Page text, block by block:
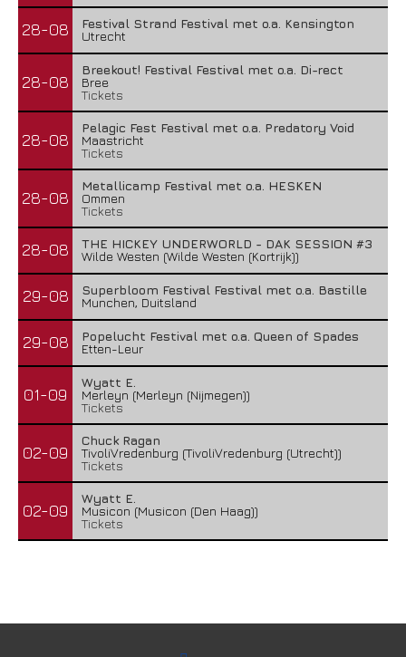
28-08
Festival Strand Festival met o.a. Kensington
Utrecht
28-08
Breekout! Festival Festival met o.a. Di-rect
Bree
Tickets
28-08
Pelagic Fest Festival met o.a. Predatory Void
Maastricht
Tickets
28-08
Metallicamp Festival met o.a. HESKEN
Ommen
Tickets
28-08
THE HICKEY UNDERWORLD - DAK SESSION #3
Wilde Westen (Wilde Westen (Kortrijk))
29-08
Superbloom Festival Festival met o.a. Bastille
Munchen, Duitsland
29-08
Popelucht Festival met o.a. Queen of Spades
Etten-Leur
01-09
Wyatt E.
Merleyn (Merleyn (Nijmegen))
Tickets
02-09
Chuck Ragan
TivoliVredenburg (TivoliVredenburg (Utrecht))
Tickets
02-09
Wyatt E.
Musicon (Musicon (Den Haag))
Tickets